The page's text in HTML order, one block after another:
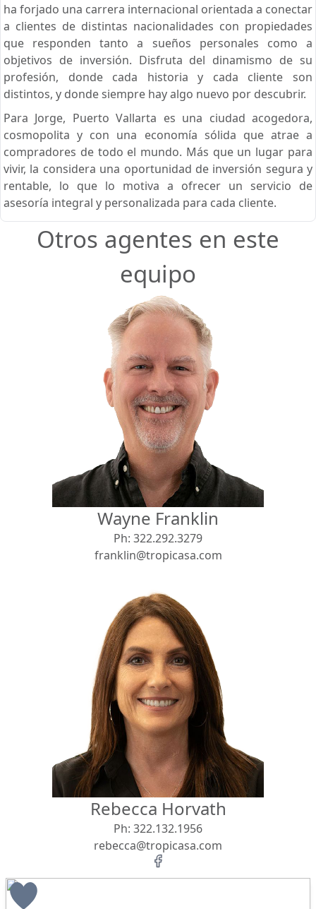
ha forjado una carrera internacional orientada a conectar
a clientes de distintas nacionalidades con propiedades
que responden tanto a sueños personales como a
objetivos de inversión. Disfruta del dinamismo de su
profesión, donde cada historia y cada cliente son
distintos, y donde siempre hay algo nuevo por descubrir.
Para Jorge, Puerto Vallarta es una ciudad acogedora,
cosmopolita y con una economía sólida que atrae a
compradores de todo el mundo. Más que un lugar para
vivir, la considera una oportunidad de inversión segura y
rentable, lo que lo motiva a ofrecer un servicio de
asesoría integral y personalizada para cada cliente.
Otros agentes en este
equipo
Wayne Franklin
Ph: 322.292.3279
franklin@tropicasa.com
Rebecca Horvath
Ph: 322.132.1956
rebecca@tropicasa.com